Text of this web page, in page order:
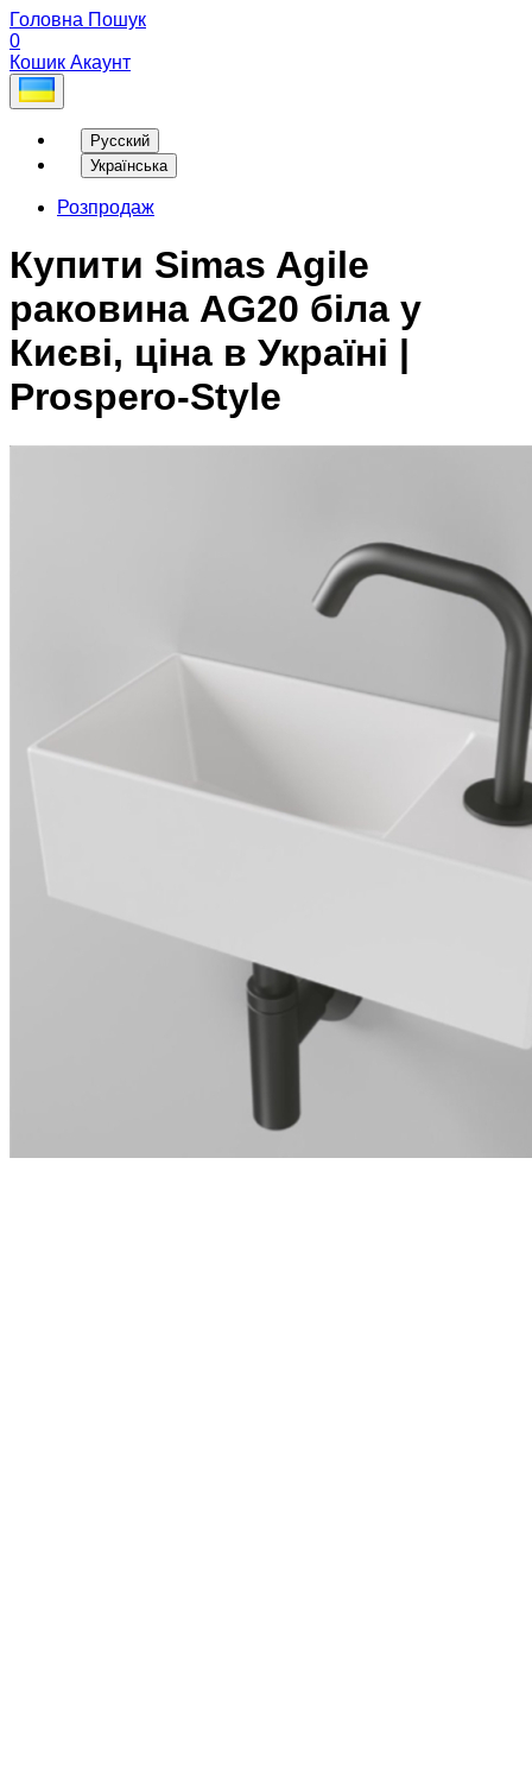
Головна Пошук
0
Кошик Акаунт
Русский
Українська
Розпродаж
Купити Simas Agile
раковина AG20 біла у
Києві, ціна в Україні |
Prospero-Style